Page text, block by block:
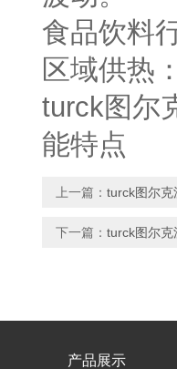
食品饮料
区域供热
turck图尔
能特点
上一篇： turck图尔
下一篇： turck图尔
产品展示